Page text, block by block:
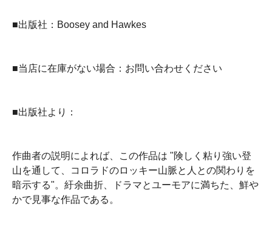
■出版社：Boosey and Hawkes
■当店に在庫がない場合：お問い合わせください
■出版社より：
作曲者の説明によれば、この作品は "険しく粘り強い登
山を通して、コロラドのロッキー山脈と人との関わりを
暗示する"。紆余曲折、ドラマとユーモアに満ちた、鮮や
かで見事な作品である。